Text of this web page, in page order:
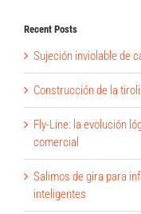
Recent Posts
Sujeción inviolable de
Construcción de la
Fly-Line: la evolución
comercial
Salimos de gira para
inteligentes